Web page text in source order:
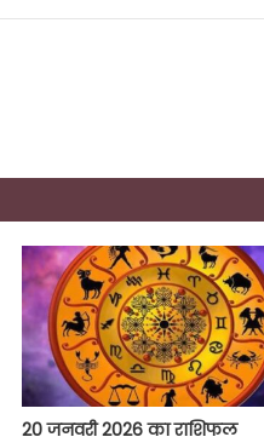
20 जनवरी 2026 का राशिफल